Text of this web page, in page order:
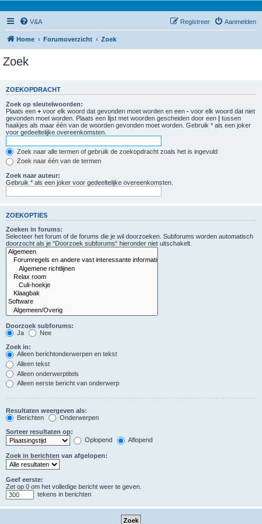
V&A Aanmelden
Registreer
Home Forumoverzicht Zoek
Zoek
ZOEKOPDRACHT
Zoek op sleutelwoorden:
Plaats een + voor elk woord dat gevonden moet worden en een - voor elk woord dat niet
gevonden moet worden. Plaats een lijst met woorden gescheiden door een | tussen
haakjes als maar één van de woorden gevonden moet worden. Gebruik * als een joker
voor gedeeltelijke overeenkomsten.
Zoek naar alle termen of gebruik de zoekopdracht zoals het is ingevuld
Zoek naar één van de termen
Zoek naar auteur:
Gebruik * als een joker voor gedeeltelijke overeenkomsten.
ZOEKOPTIES
Zoeken in forums:
Selecteer het forum of de forums die je wil doorzoeken. Subforums worden automatisch
doorzocht als je “Doorzoek subforums“ hieronder niet uitschakelt.
Doorzoek subforums:
Ja
Nee
Zoek in:
Alleen berichtonderwerpen en tekst
Alleen tekst
Alleen onderwerptitels
Alleen eerste bericht van onderwerp
Resultaten weergeven als:
Berichten
Onderwerpen
Sorteer resultaten op:
Oplopend
Aflopend
Zoek in berichten van afgelopen:
Geef eerste:
Zet op 0 om het volledige bericht weer te geven.
tekens in berichten